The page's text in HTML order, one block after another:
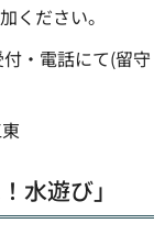
ください。
・電話にて(留守
水遊び」